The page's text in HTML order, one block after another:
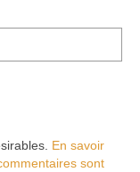
En savoir
sont